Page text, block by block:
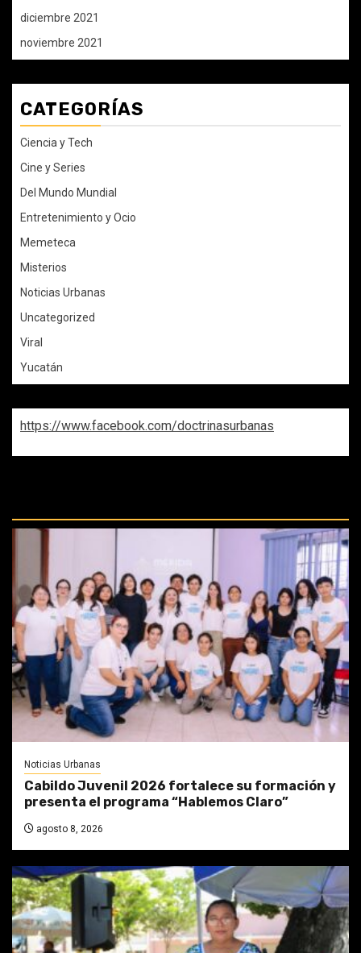
diciembre 2021
noviembre 2021
CATEGORÍAS
Ciencia y Tech
Cine y Series
Del Mundo Mundial
Entretenimiento y Ocio
Memeteca
Misterios
Noticias Urbanas
Uncategorized
Viral
Yucatán
https://www.facebook.com/doctrinasurbanas
Noticias Urbanas
Cabildo Juvenil 2026 fortalece su formación y
presenta el programa “Hablemos Claro”
agosto 8, 2026